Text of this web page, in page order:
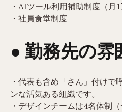
・AIツール利用補助制度（月1
・社員食堂制度
● 勤務先の雰
・代表も含め「さん」付けで
ンな活気ある組織です。
・デザインチームは4名体制